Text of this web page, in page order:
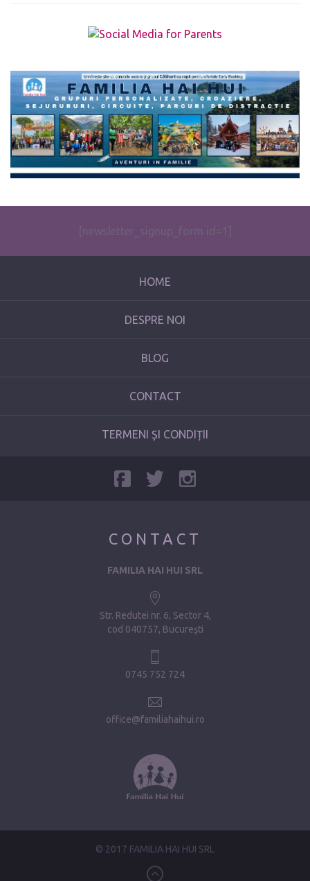
The form you have selected does not exist.
[newsletter_signup_form id=1]
HOME
DESPRE NOI
BLOG
CONTACT
TERMENI ȘI CONDIȚII
CONTACT
FAMILIA HAI HUI SRL
Str. Redutei nr. 6, Sector 4
cod 040757, București
0745 752 724
office@familiahaihui.ro
© 2017 FAMILIA HAI HUI SRL